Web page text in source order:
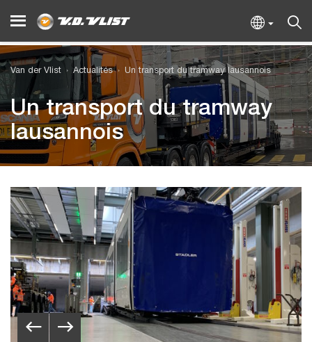
Van der Vlist Actualités Un transport du tramway lausannois
Un transport du tramway
lausannois